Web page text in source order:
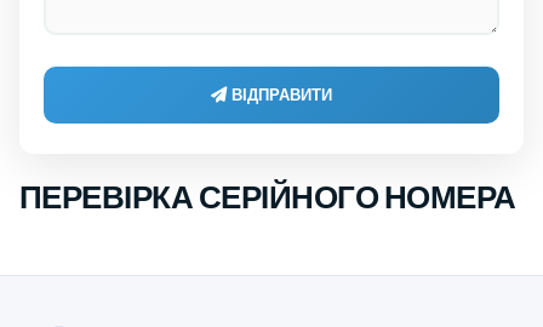
ВІДПРАВИТИ
ПЕРЕВІРКА СЕРІЙНОГО НОМЕРА